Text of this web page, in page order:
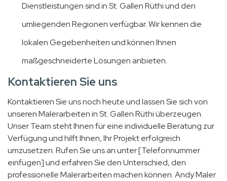
Dienstleistungen sind in St. Gallen Rüthi und den
umliegenden Regionen verfügbar. Wir kennen die
lokalen Gegebenheiten und können Ihnen
maßgeschneiderte Lösungen anbieten.
Kontaktieren Sie uns
Kontaktieren Sie uns noch heute und lassen Sie sich von
unseren Malerarbeiten in St. Gallen Rüthi überzeugen.
Unser Team steht Ihnen für eine individuelle Beratung zur
Verfügung und hilft Ihnen, Ihr Projekt erfolgreich
umzusetzen. Rufen Sie uns an unter [Telefonnummer
einfügen] und erfahren Sie den Unterschied, den
professionelle Malerarbeiten machen können. Andy Maler